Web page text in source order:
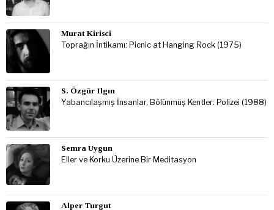
Murat Kirisci
Toprağın İntikamı: Picnic at Hanging Rock (1975)
S. Özgür Ilgın
Yabancılaşmış İnsanlar, Bölünmüş Kentler: Polizei (1988)
Semra Uygun
Eller ve Korku Üzerine Bir Meditasyon
Alper Turgut